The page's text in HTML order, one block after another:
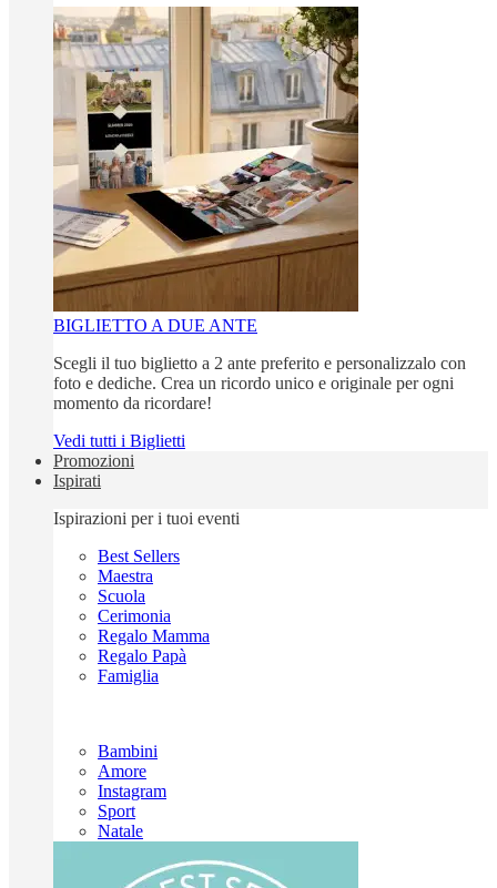
BIGLIETTO A DUE ANTE
Scegli il tuo biglietto a 2 ante preferito e personalizzalo con
foto e dediche. Crea un ricordo unico e originale per ogni
momento da ricordare!
Vedi tutti i Biglietti
Promozioni
Ispirati
Ispirazioni per i tuoi eventi
Best Sellers
Maestra
Scuola
Cerimonia
Regalo Mamma
Regalo Papà
Famiglia
Bambini
Amore
Instagram
Sport
Natale